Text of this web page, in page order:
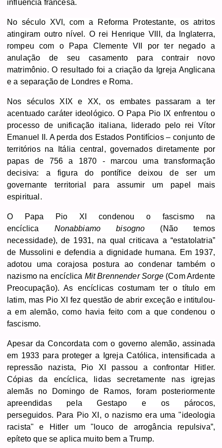
influência francesa.
No século XVI, com a Reforma Protestante, os atritos
atingiram outro nível. O rei Henrique VIII, da Inglaterra,
rompeu com o Papa Clemente VII por ter negado a
anulação de seu casamento para contrair novo
matrimônio. O resultado foi a criação da Igreja Anglicana
e a separação de Londres e Roma.
Nos séculos XIX e XX, os embates passaram a ter
acentuado caráter ideológico. O Papa Pio IX enfrentou o
processo de unificação italiana, liderado pelo rei Vítor
Emanuel II. A perda dos Estados Pontifícios – conjunto de
territórios na Itália central, governados diretamente por
papas de 756 a 1870 -
marcou uma transformação
decisiva: a figura do pontífice deixou de ser um
governante territorial para assumir um papel mais
espiritual.
O Papa Pio XI condenou o fascismo na
encíclica Nonabbiamo bisogno (Não temos
necessidade), de 1931, na qual criticava a “estatolatria”
de Mussolini e defendia a dignidade humana. Em 1937,
adotou uma corajosa postura ao condenar também o
nazismo na encíclica Mit Brennender Sorge(Com Ardente
Preocupação). As encíclicas costumam ter o título em
latim, mas Pio XI fez questão de abrir exceção e intitulou-
a em alemão, como havia feito com a que condenou o
fascismo.
Apesar da Concordata com o governo alemão, assinada
em 1933 para proteger a Igreja Católica, intensificada a
repressão nazista, Pio XI passou a confrontar Hitler.
Cópias da encíclica, lidas secretamente nas igrejas
alemãs no Domingo de Ramos, foram posteriormente
apreendidas pela Gestapo e os párocos,
perseguidos. Para Pio XI, o nazismo era uma "ideologia
racista" e Hitler um "louco de arrogância repulsiva”,
epíteto que se aplica muito bem a Trump.